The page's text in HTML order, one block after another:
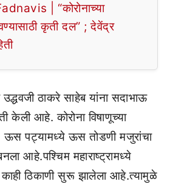
| “कोरोनाच्या
कृती दल” ; देवेंद्र
ठाकरे साहेब यांना सदाभाऊ
केली आहे. कोरोना विषाणूच्या
ऊस पट्यामध्ये ऊस तोडणी मजुरांचा
आहे.पश्चिम महाराष्ट्रामध्ये
काही ठिकाणी सुरू झालेला आहे.त्यामुळे